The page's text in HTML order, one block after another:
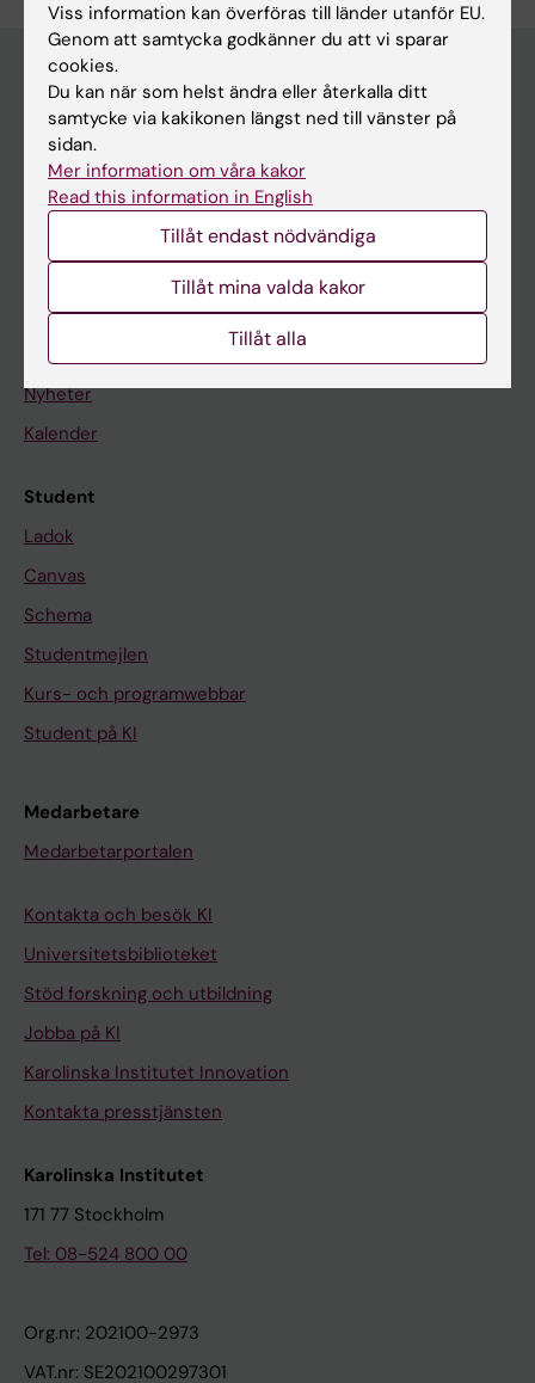
Huvudmeny
Utbildning
Forskarutbildning
På gång
Nyheter
Kalender
Student
Ladok
Canvas
Schema
Studentmejlen
Kurs- och programwebbar
Student på KI
Medarbetare
Medarbetarportalen
Kontakta och besök KI
Universitetsbiblioteket
Stöd forskning och utbildning
Jobba på KI
Karolinska Institutet Innovation
Kontakta presstjänsten
Karolinska Institutet
171 77 Stockholm
Tel: 08-524 800 00
Org.nr: 202100-2973
VAT.nr: SE202100297301
Viss information kan överföras till länder utanför EU.
Genom att samtycka godkänner du att vi sparar
cookies.
Du kan när som helst ändra eller återkalla ditt
samtycke via kakikonen längst ned till vänster på
sidan.
Mer information om våra kakor
Read this information in English
Tillåt endast nödvändiga
Tillåt mina valda kakor
Tillåt alla